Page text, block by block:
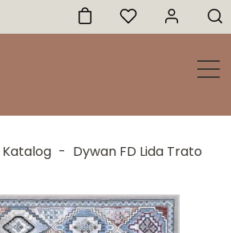
Katalog - Dywan FD Lida Trato